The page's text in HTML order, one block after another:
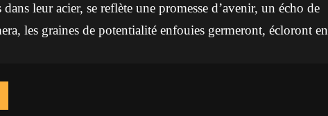
leur acier, se reflète une promesse d’avenir, un écho de
les graines de potentialité enfouies germeront, écloront en